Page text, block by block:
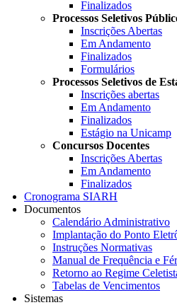
Finalizados
Processos Seletivos
Inscrições Abertas
Em Andamento
Finalizados
Formulários
Processos Seletivos de
Inscrições abertas
Em Andamento
Finalizados
Estágio na Unicamp
Concursos Docentes
Inscrições Abertas
Em Andamento
Finalizados
Cronograma SIARH
Documentos
Calendário Administrativo
Implantação do Ponto
Instruções Normativas
Manual de Frequência e
Retorno ao Regime
Tabelas de Vencimentos
Sistemas